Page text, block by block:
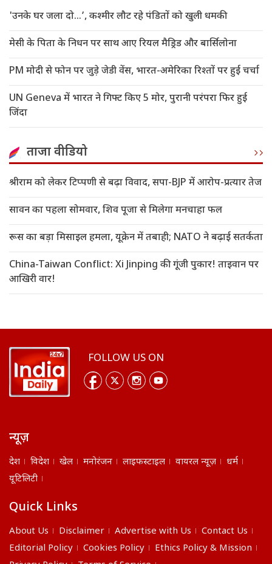
'उनके घर जला दो…’, कश्मीर लौट रहे पंडितों को खुली धमकी
मेसी के पिता के निधन पर साथ आए रियल मैड्रिड और बार्सिलोना
PM मोदी से फोन पर जुड़े जेडी वेंस, भारत-अमेरिका रिश्तों पर हुई चर्चा
UN Geneva में भारत ने गिफ्ट किए 5 मोर, पुरानी परंपरा फिर हुई
जिंदा
ताजा वीडियो
श्रीराम को लेकर टिप्पणी से बढ़ा विवाद, सपा-BJP में आरोप-प्रत्यार तेज
सावन का पहला सोमवार, शिव पूजा से मिलेगा मनचाहा फल
रूस का बड़ा मिसाइल हमला, यूक्रेन में तबाही; NATO ने बढ़ाई सतर्कता
China-Taiwan Conflict: Xi Jinping की गूंजी पुकार! ताइवान पर
आखिरी वार!
FOLLOW US ON
न्यूज़
देश विदेश खेल मनोरंजन लाइफस्टाइल वायरल न्यूज़
धर्म
यूटिलिटी
Quick Links
About Us Disclaimer Advertise with Us
Contact Us
Editorial Policy
Cookies Policy
Ethics Policy & Mission